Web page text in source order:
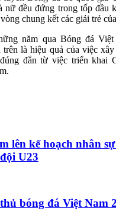
nữ đều đứng trong tốp đầu
chung kết các giải trẻ
năm qua Bóng đá
là hiệu quả của việc
đắn từ việc triển khai
lên kế hoạch nhân
U23
bóng đá Việt Nam